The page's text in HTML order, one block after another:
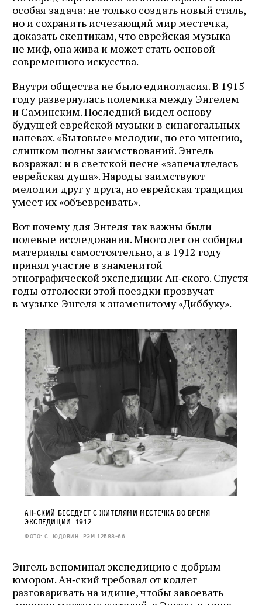
особая задача: не только создать новый стиль,
но и сохранить исчезающий мир местечка,
доказать скептикам, что еврейская музыка
не миф, она жива и может стать основой
современного искусства.
Внутри общества не было единогласия. В 1915
году развернулась полемика между Энгелем
и Саминским. Последний видел основу
будущей еврейской музыки в синагогальных
напевах. «Бытовые» мелодии, по его мнению,
слишком полны заимствований. Энгель
возражал: и в светской песне «запечатлелась
еврейская душа». Народы заимствуют
мелодии друг у друга, но еврейская традиция
умеет их «объевреивать».
Вот почему для Энгеля так важны были
полевые исследования. Много лет он собирал
материалы самостоятельно, а в 1912 году
принял участие в знаменитой
этнографической экспедиции Ан‑ского. Спустя
годы отголоски этой поездки прозвучат
в музыке Энгеля к знаменитому «Диббуку».
Ан‑ский беседует с жителями местечка во время
экспедиции. 1912
Фото: С. Юдовин. РЭМ 12588‑66
Энгель вспоминал экспедицию с добрым
юмором. Ан‑ский требовал от коллег
разговаривать на идише, чтобы завоевать